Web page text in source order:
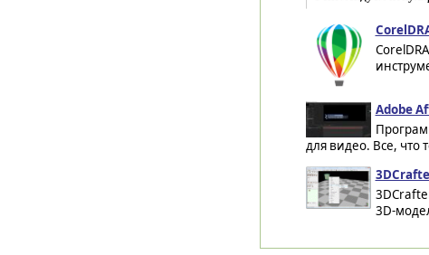
Adobe
для видео. Все, что
3D-